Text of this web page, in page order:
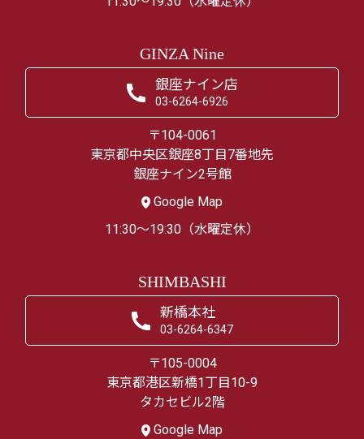
GINZA Nine
銀座ナイン店
03-6264-6926
〒104-0061
東京都中央区銀座8丁目7番地先
銀座ナイン2号館
Google Map
11:30～19:30（水曜定休）
SHIMBASHI
新橋本社
03-6264-6347
〒105-0004
東京都港区新橋1丁目10-9
タカセビル2階
Google Map